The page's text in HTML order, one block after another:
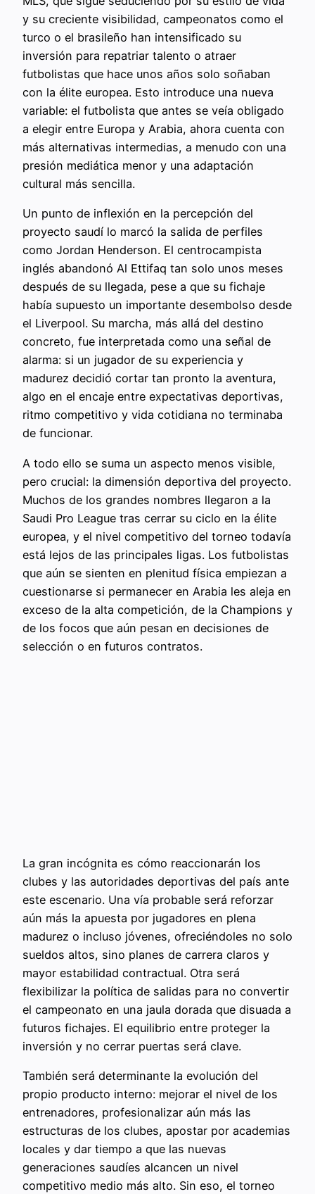
y su creciente visibilidad, campeonatos como el
turco o el brasileño han intensificado su
inversión para repatriar talento o atraer
futbolistas que hace unos años solo soñaban
con la élite europea. Esto introduce una nueva
variable: el futbolista que antes se veía obligado
a elegir entre Europa y Arabia, ahora cuenta con
más alternativas intermedias, a menudo con una
presión mediática menor y una adaptación
cultural más sencilla.
Un punto de inflexión en la percepción del
proyecto saudí lo marcó la salida de perfiles
como Jordan Henderson. El centrocampista
inglés abandonó Al Ettifaq tan solo unos meses
después de su llegada, pese a que su fichaje
había supuesto un importante desembolso desde
el Liverpool. Su marcha, más allá del destino
concreto, fue interpretada como una señal de
alarma: si un jugador de su experiencia y
madurez decidió cortar tan pronto la aventura,
algo en el encaje entre expectativas deportivas,
ritmo competitivo y vida cotidiana no terminaba
de funcionar.
A todo ello se suma un aspecto menos visible,
pero crucial: la dimensión deportiva del proyecto.
Muchos de los grandes nombres llegaron a la
Saudi Pro League tras cerrar su ciclo en la élite
europea, y el nivel competitivo del torneo todavía
está lejos de las principales ligas. Los futbolistas
que aún se sienten en plenitud física empiezan a
cuestionarse si permanecer en Arabia les aleja en
exceso de la alta competición, de la Champions y
de los focos que aún pesan en decisiones de
selección o en futuros contratos.
La gran incógnita es cómo reaccionarán los
clubes y las autoridades deportivas del país ante
este escenario. Una vía probable será reforzar
aún más la apuesta por jugadores en plena
madurez o incluso jóvenes, ofreciéndoles no solo
sueldos altos, sino planes de carrera claros y
mayor estabilidad contractual. Otra será
flexibilizar la política de salidas para no convertir
el campeonato en una jaula dorada que disuada a
futuros fichajes. El equilibrio entre proteger la
inversión y no cerrar puertas será clave.
También será determinante la evolución del
propio producto interno: mejorar el nivel de los
entrenadores, profesionalizar aún más las
estructuras de los clubes, apostar por academias
locales y dar tiempo a que las nuevas
generaciones saudíes alcancen un nivel
competitivo medio más alto. Sin eso, el torneo